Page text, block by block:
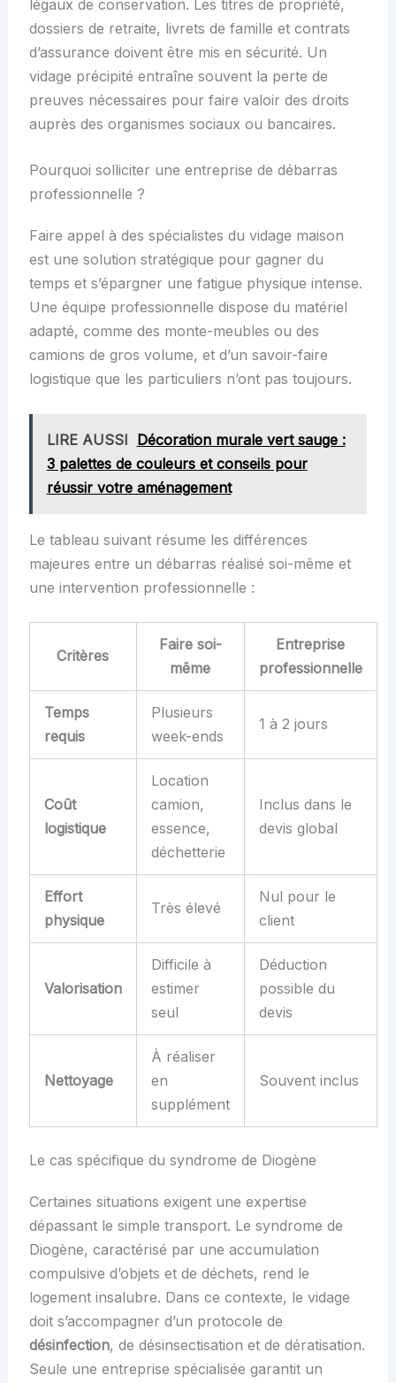
légaux de conservation. Les titres de propriété,
dossiers de retraite, livrets de famille et contrats
d’assurance doivent être mis en sécurité. Un
vidage précipité entraîne souvent la perte de
preuves nécessaires pour faire valoir des droits
auprès des organismes sociaux ou bancaires.
Pourquoi solliciter une entreprise de débarras
professionnelle ?
Faire appel à des spécialistes du vidage maison
est une solution stratégique pour gagner du
temps et s’épargner une fatigue physique intense.
Une équipe professionnelle dispose du matériel
adapté, comme des monte-meubles ou des
camions de gros volume, et d’un savoir-faire
logistique que les particuliers n’ont pas toujours.
LIRE AUSSI Décoration murale vert sauge :
3 palettes de couleurs et conseils pour
réussir votre aménagement
Le tableau suivant résume les différences
majeures entre un débarras réalisé soi-même et
une intervention professionnelle :
Critères
Faire soi-
même
Entreprise
professionnelle
Temps
requis
Plusieurs
week-ends
1 à 2 jours
Coût
logistique
Location
camion,
essence,
déchetterie
Inclus dans le
devis global
Effort
physique
Très élevé
Nul pour le
client
Valorisation
Difficile à
estimer
seul
Déduction
possible du
devis
Nettoyage
À réaliser
en
supplément
Souvent inclus
Le cas spécifique du syndrome de Diogène
Certaines situations exigent une expertise
dépassant le simple transport. Le syndrome de
Diogène, caractérisé par une accumulation
compulsive d’objets et de déchets, rend le
logement insalubre. Dans ce contexte, le vidage
doit s’accompagner d’un protocole de
désinfection, de désinsectisation et de dératisation.
Seule une entreprise spécialisée garantit un